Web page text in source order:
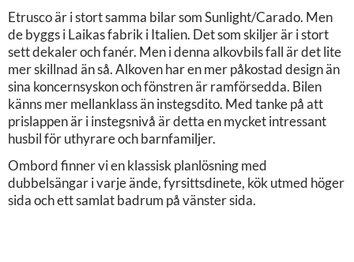
Etrusco är i stort samma bilar som Sunlight/Carado. Men
de byggs i Laikas fabrik i Italien. Det som skiljer är i stort
sett dekaler och fanér. Men i denna alkovbils fall är det lite
mer skillnad än så. Alkoven har en mer påkostad design än
sina koncernsyskon och fönstren är ramförsedda. Bilen
känns mer mellanklass än instegsdito. Med tanke på att
prislappen är i instegsnivå är detta en mycket intressant
husbil för uthyrare och barnfamiljer.
Ombord finner vi en klassisk planlösning med
dubbelsängar i varje ände, fyrsittsdinete, kök utmed höger
sida och ett samlat badrum på vänster sida.